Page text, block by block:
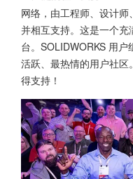
网络，由工程师、设计
并相互支持。这是一个
台。SOLIDWORKS 用
活跃、最热情的用户社
得支持！